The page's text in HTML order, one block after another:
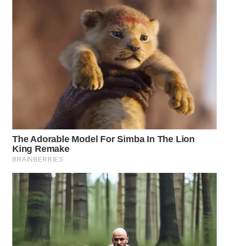
KEPULAUAN
WN
TANGERANG
WN
BINJAI
WN
CIREBON